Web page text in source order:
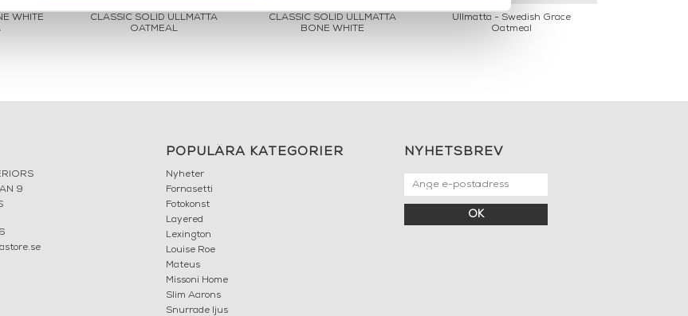
WHITE
CLASSIC SOLID ULLMATTA
OATMEAL
CLASSIC SOLID ULLMATTA
BONE WHITE
Ullmatta - Swedish Grace
Oatmeal
9
POPULÄRA KATEGORIER
Nyheter
Fornasetti
Fotokonst
Layered
Lexington
Louise Roe
Mateus
Missoni Home
Slim Aarons
Snurrade ljus
NYHETSBREV
OK